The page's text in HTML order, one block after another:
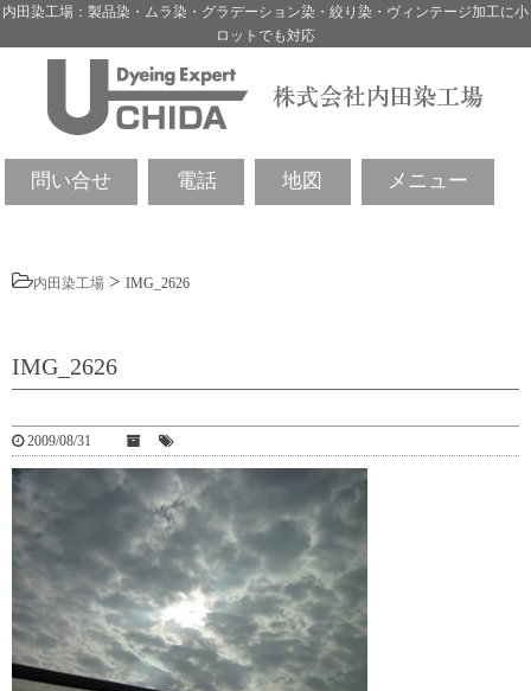
内田染工場：製品染・ムラ染・グラデーション染・絞り染・ヴィンテージ加工に小
ロットでも対応
問い合せ 電話 地図 メニュー
内田染工場 > IMG_2626
IMG_2626
2009/08/31